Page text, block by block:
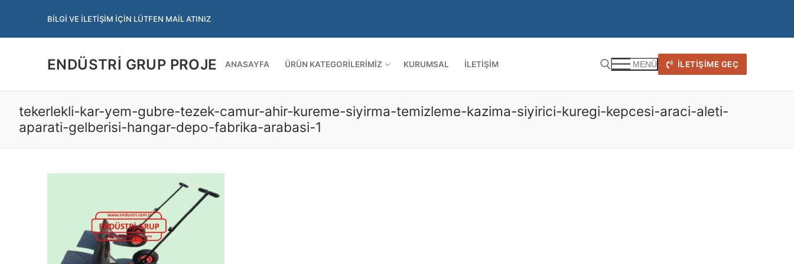
BILGI VE İLETIŞIM İÇIN LÜTFEN MAIL ATINIZ
ENDÜSTRI GRUP PROJE ANASAYFA ÜRÜN KATEGORILERIMIZ KURUMSAL İLETIŞIM
Arama:
MENÜ İLETIŞIME GEÇ
tekerlekli-kar-yem-gubre-tezek-camur-ahir-kureme-siyirma-temizleme-kazima-siyirici-kuregi-kepcesi-araci-aleti-
aparati-gelberisi-hangar-depo-fabrika-arabasi-1